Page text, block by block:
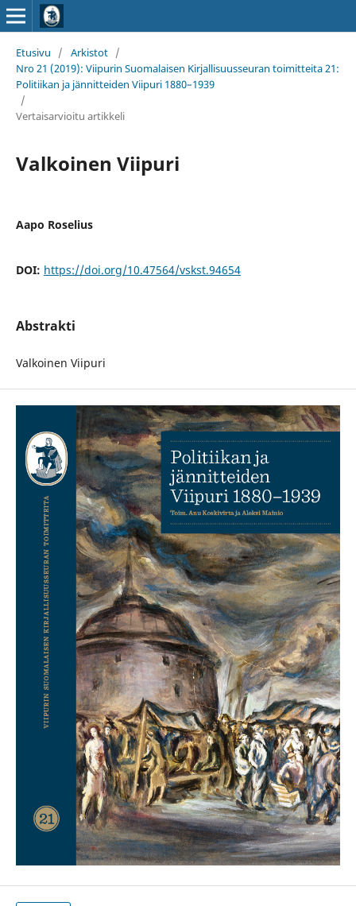
Etusivu / Arkistot /
Nro 21 (2019): Viipurin Suomalaisen Kirjallisuusseuran toimitteita 21:
Politiikan ja jännitteiden Viipuri 1880–1939
/
Vertaisarvioitu artikkeli
Valkoinen Viipuri
Aapo Roselius
DOI: https://doi.org/10.47564/vskst.94654
Abstrakti
Valkoinen Viipuri